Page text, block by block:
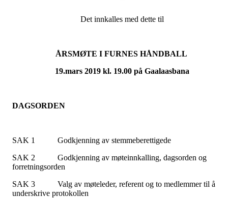
Det innkalles med dette til
ÅRSMØTE I FURNES HÅNDBALL
19.mars 2019 kl. 19.00 på Gaalaasbana
DAGSORDEN
SAK 1 Godkjenning av stemmeberettigede
SAK 2 Godkjenning av møteinnkalling, dagsorden og
forretningsorden
SAK 3 Valg av møteleder, referent og to medlemmer til å
underskrive protokollen